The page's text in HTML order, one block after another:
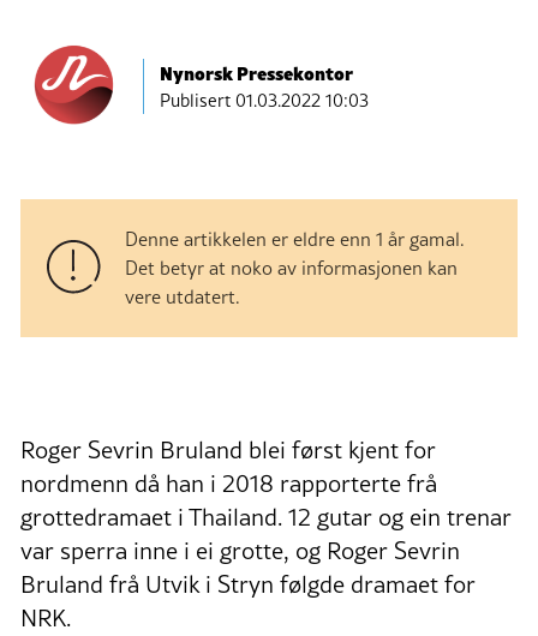
Nynorsk Pressekontor
Publisert01.03.2022 10:03
Denne artikkelen er eldre enn 1 år gamal.
Det betyr at noko av informasjonen kan
vere utdatert.
Roger Sevrin Bruland blei først kjent for
nordmenn då han i 2018 rapporterte frå
grottedramaet i Thailand. 12 gutar og ein trenar
var sperra inne i ei grotte, og Roger Sevrin
Bruland frå Utvik i Stryn følgde dramaet for
NRK.